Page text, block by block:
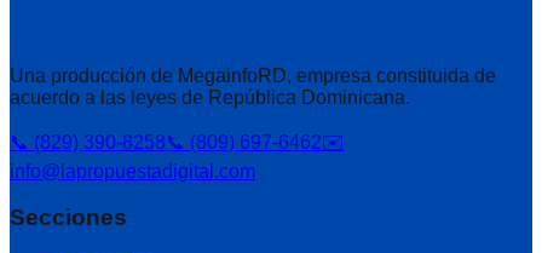
Una producción de MegainfoRD, empresa constituida de
acuerdo a las leyes de República Dominicana.
📞 (829) 390-8258📞 (809) 697-6462✉️
info@lapropuestadigital.com
Secciones